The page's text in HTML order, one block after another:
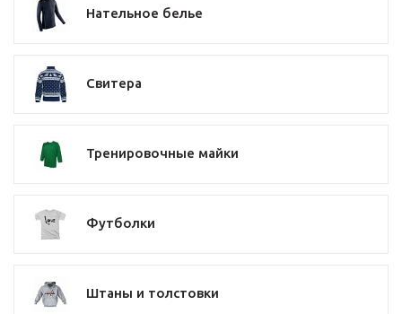
Нательное белье
Свитера
Тренировочные майки
Футболки
Штаны и толстовки